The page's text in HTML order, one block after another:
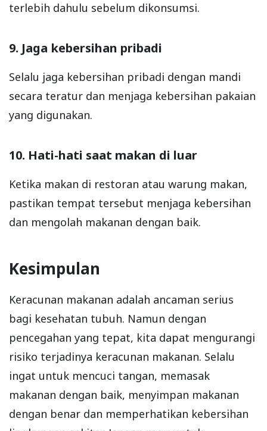
terlebih dahulu sebelum dikonsumsi.
9. Jaga kebersihan pribadi
Selalu jaga kebersihan pribadi dengan mandi
secara teratur dan menjaga kebersihan pakaian
yang digunakan.
10. Hati-hati saat makan di luar
Ketika makan di restoran atau warung makan,
pastikan tempat tersebut menjaga kebersihan
dan mengolah makanan dengan baik.
Kesimpulan
Keracunan makanan adalah ancaman serius
bagi kesehatan tubuh. Namun dengan
pencegahan yang tepat, kita dapat mengurangi
risiko terjadinya keracunan makanan. Selalu
ingat untuk mencuci tangan, memasak
makanan dengan baik, menyimpan makanan
dengan benar dan memperhatikan kebersihan